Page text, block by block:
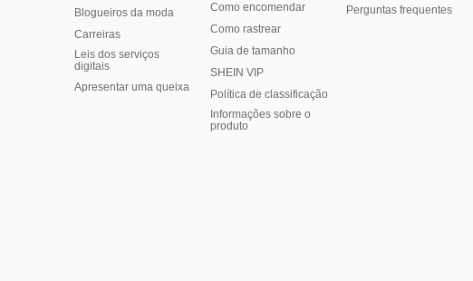
Blogueiros da moda
Carreiras
Leis dos serviços
digitais
Apresentar uma queixa
Como encomendar
Como rastrear
Guia de tamanho
SHEIN VIP
Política de classificação
​Informações sobre o
produto
Perguntas frequentes